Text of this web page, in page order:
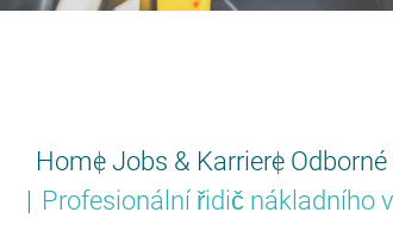
Home Jobs & Karriere
Profesionální řidič nákladního